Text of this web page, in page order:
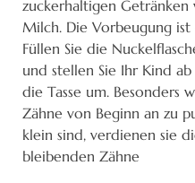
zuckerhaltigen
Milch. Die Vorbeugung
Füllen Sie die
und stellen Sie Ihr Kind
die Tasse um. Besonders
Zähne von Beginn an zu
klein sind, verdienen sie
bleibenden Zähne